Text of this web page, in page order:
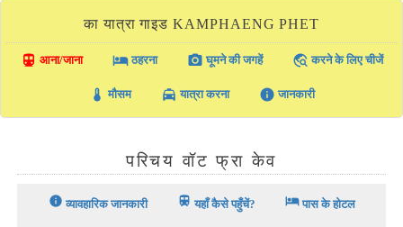
का यात्रा गाइड KAMPHAENG PHET
directions_transit आना/जाना local_hotelठहरना photo_camera घूमने की जगहें travel_explore करने के लिए चीजें
thermostat मौसम local_taxi यात्रा करना info जानकारी
परिचय वॉट फ्रा केव
info व्यावहारिक जानकारी train यहाँ कैसे पहुँचें? hotelपास के होटल